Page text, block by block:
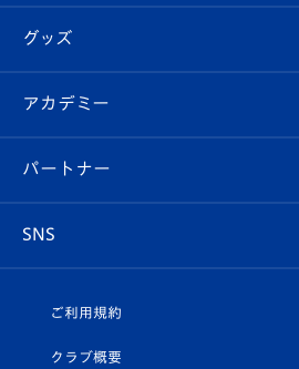
チケット
イベント
メディア
ホームタウン
スタッフプロフィール
マスコット紹介
はじめての観戦ガイド
Revive Team
ヴィヴィくんの長崎おもてなしガイド
フォトギャラリー
スタジアムグルメ
チケット
V-LOVERS（ファンクラブ）
プレイヤーズスイート
グッズ
オンラインショップ
店舗情報
アカデミー
育成からのお知らせ
U-18
パートナー
SNS
ヴィヴィくんインスタグラム
ご利用規約
クラブ概要